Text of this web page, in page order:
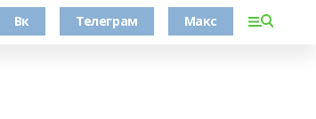
Вк Телеграм Макс